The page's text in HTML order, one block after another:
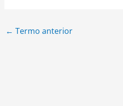
← Termo anterior